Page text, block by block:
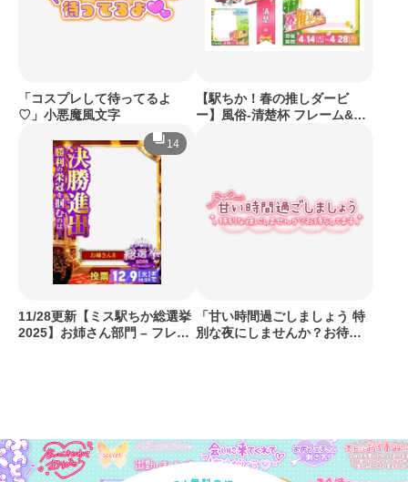
「コスプレして待ってるよ
♡」小悪魔風文字
【駅ちか！春の推しダービ
ー】風俗-清楚杯 フレーム&バ
14
11/28更新【ミス駅ちか総選挙
2025】お姉さん部門 – フレー
「甘い時間過ごしましょう 特
別な夜にしませんか？お待ち